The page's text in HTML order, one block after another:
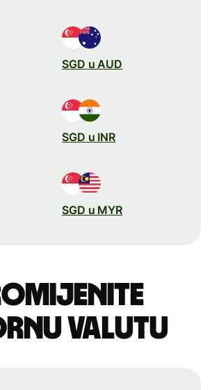
SGD u AUD
SGD u INR
SGD u MYR
valutu